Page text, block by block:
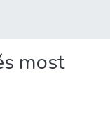
most